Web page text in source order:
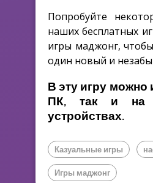
Попробуйте
наших бесплатных
игры маджонг,
один новый и
В эту игру можно
ПК, так и на
устройствах.
Казуальные игры
Игры маджонг